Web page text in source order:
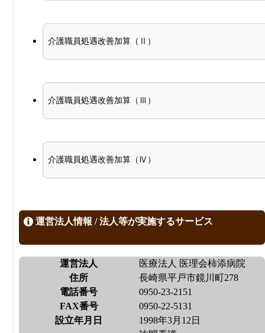
介護職員処遇改善加算（Ⅱ）
介護職員処遇改善加算（Ⅲ）
介護職員処遇改善加算（Ⅳ）
運営法人情報 / 法人等が実施するサービス
運営法人
医療法人 医理会柿添病院
住所
長崎県平戸市鏡川町278
電話番号
0950-23-2151
FAX番号
0950-22-5131
設立年月日
1998年3月12日